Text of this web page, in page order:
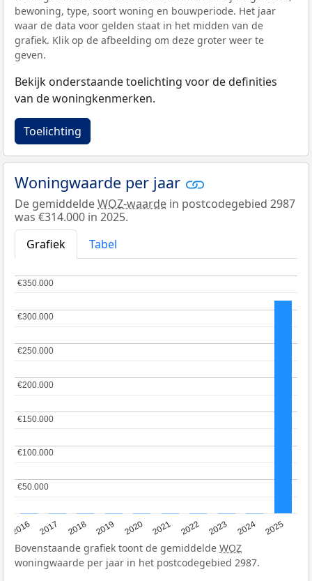
bewoning, type, soort woning en bouwperiode. Het jaar
waar de data voor gelden staat in het midden van de
grafiek. Klik op de afbeelding om deze groter weer te
geven.
Bekijk onderstaande toelichting voor de definities
van de woningkenmerken.
Toelichting
Woningwaarde per jaar
De gemiddeldeWOZ-waarde in postcodegebied 2987
was €314.000 in 2025.
Grafiek
Tabel
2016 2017 2018 2019 2020 2021 2022 2023 2024 2025
€50.000
€50.000
€100.000
€100.000
€150.000
€150.000
€200.000
€200.000
€250.000
€250.000
€300.000
€300.000
€350.000
€350.000
Bovenstaande grafiek toont de gemiddelde WOZ
woningwaarde per jaar in het postcodegebied 2987.